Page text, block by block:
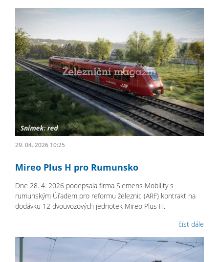
29. 04. 2026 10:25
Mireo Plus H pro Rumunsko
Dne 28. 4. 2026 podepsala firma Siemens Mobility s
rumunským Úřadem pro reformu železnic (ARF) kontrakt na
dodávku 12 dvouvozových jednotek Mireo Plus H.
číst dále